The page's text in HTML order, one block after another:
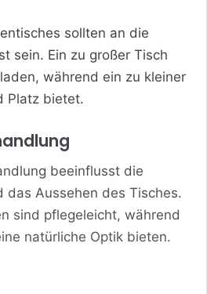
sollten an die
sein. Ein zu großer Tisch
während ein zu kleiner
Platz bietet.
beeinflusst die
das Aussehen des Tisches.
sind pflegeleicht, während
natürliche Optik bieten.